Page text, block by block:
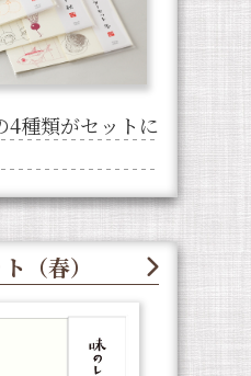
4種類がセットに
（春）